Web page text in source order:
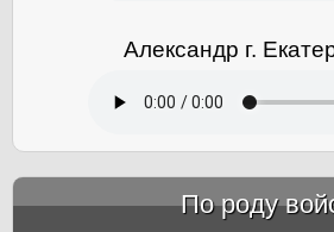
Александр г.
По роду